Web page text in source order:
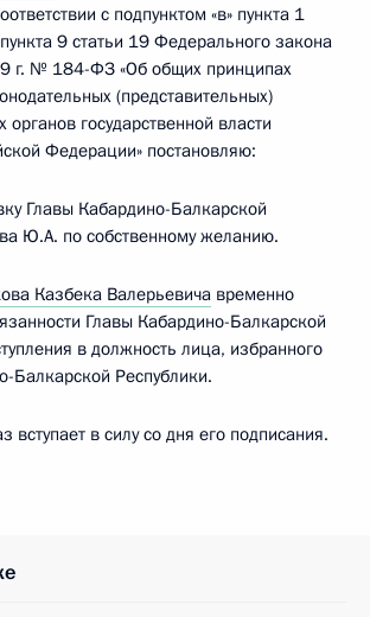
с подпунктом «в» пункта 1
9 статьи 19 Федерального закона
г. № 184-ФЗ «Об общих принципах
(представительных)
органов государственной власти
Федерации» постановляю:
Главы Кабардино-Балкарской
Ю.А. по собственному желанию.
Казбека Валерьевича временно
Главы Кабардино-Балкарской
в должность лица, избранного
Балкарской Республики.
вступает в силу со дня его подписания.